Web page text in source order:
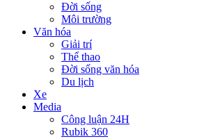
Đời sống
Môi trường
Văn hóa
Giải trí
Thể thao
Đời sống văn hóa
Du lịch
Xe
Media
Công luận 24H
Rubik 360